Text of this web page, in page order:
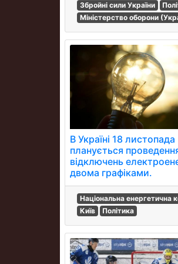
Збройні сили України
Міністерство оборони
В Україні 18 листопада
планується
відключень
двома графіками.
Національна енергетична
Київ
Політика